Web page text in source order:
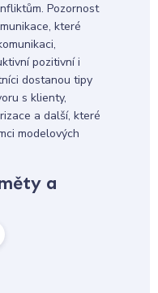
Pozornost
které
pozitivní i
dostanou tipy
s klienty,
a další, které
modelových
a